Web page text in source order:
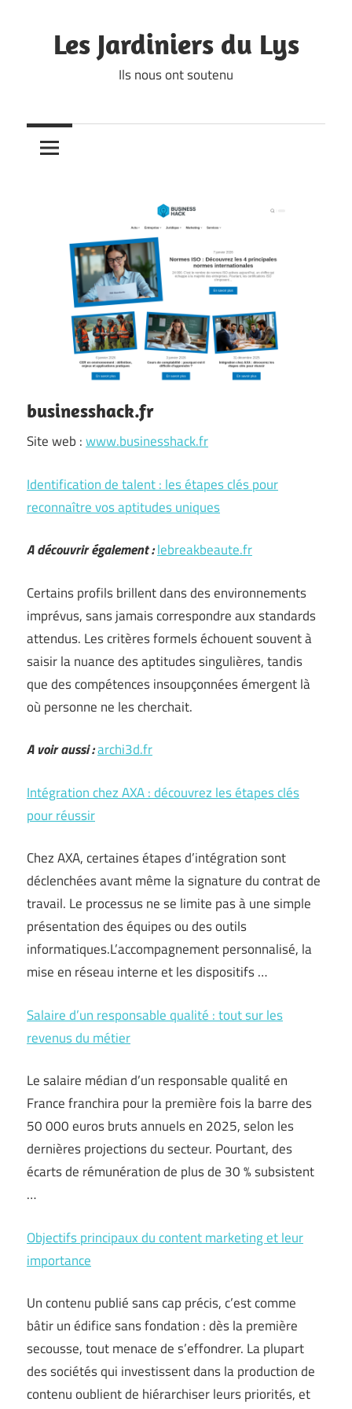
contentLes Jardiniers du Lys
Ils nous ont soutenu
businesshack.fr
Site web :www.businesshack.fr
Identification de talent : les étapes clés pour
reconnaître vos aptitudes uniques
A découvrir également :lebreakbeaute.fr
Certains profils brillent dans des environnements
imprévus, sans jamais correspondre aux standards
attendus. Les critères formels échouent souvent à
saisir la nuance des aptitudes singulières, tandis
que des compétences insoupçonnées émergent là
où personne ne les cherchait.
A voir aussi :archi3d.fr
Intégration chez AXA : découvrez les étapes clés
pour réussir
Chez AXA, certaines étapes d’intégration sont
déclenchées avant même la signature du contrat de
travail. Le processus ne se limite pas à une simple
présentation des équipes ou des outils
informatiques.L’accompagnement personnalisé, la
mise en réseau interne et les dispositifs …
Salaire d’un responsable qualité : tout sur les
revenus du métier
Le salaire médian d’un responsable qualité en
France franchira pour la première fois la barre des
50 000 euros bruts annuels en 2025, selon les
dernières projections du secteur. Pourtant, des
écarts de rémunération de plus de 30 % subsistent
…
Objectifs principaux du content marketing et leur
importance
Un contenu publié sans cap précis, c’est comme
bâtir un édifice sans fondation : dès la première
secousse, tout menace de s’effondrer. La plupart
des sociétés qui investissent dans la production de
contenu oublient de hiérarchiser leurs priorités, et